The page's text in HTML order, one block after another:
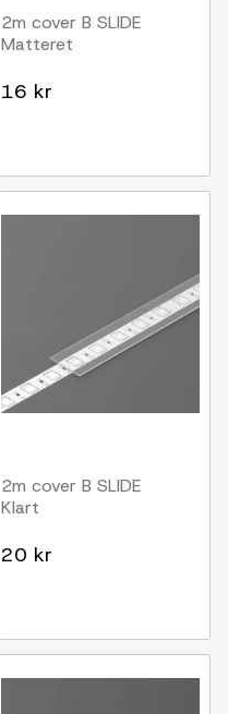
2m cover B SLIDE
Matteret
16 kr
2m cover B SLIDE
Klart
20 kr